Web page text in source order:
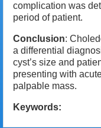
complication was
period of patient.
Conclusion:
a differential
cyst’s size and
presenting with
palpable mass.
Keywords: